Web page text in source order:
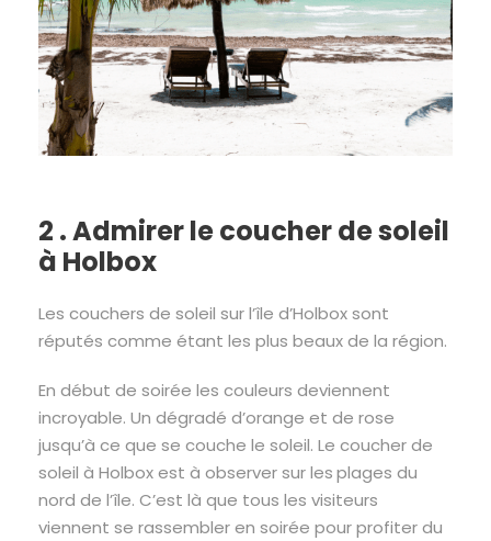
2 . Admirer le coucher de soleil
à Holbox
Les couchers de soleil sur l’île d’Holbox sont
réputés comme étant les plus beaux de la région.
En début de soirée les couleurs deviennent
incroyable. Un dégradé d’orange et de rose
jusqu’à ce que se couche le soleil. Le coucher de
soleil à Holbox est à observer sur lesplages du
nord de l’île. C’est là que tous les visiteurs
viennent se rassembler en soirée pour profiter du